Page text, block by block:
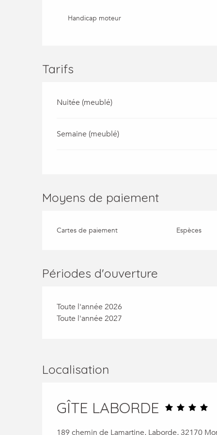
Handicap moteur
Tarifs
Nuitée (meublé)
Semaine (meublé)
Moyens de paiement
Cartes de paiement Espèces
Périodes d'ouverture
Toute l'année 2026
Toute l'année 2027
Localisation
GÎTE LABORDE
189 chemin de Lamartine, Laborde, 32170